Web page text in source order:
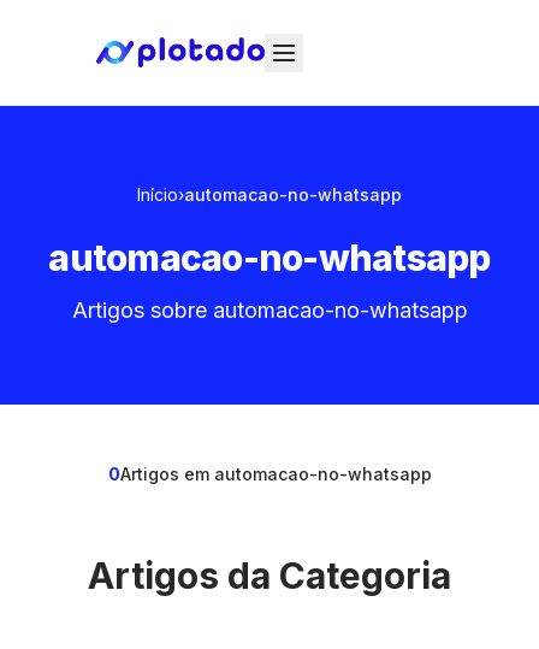
Início›automacao-no-whatsapp
automacao-no-whatsapp
Artigos sobre automacao-no-whatsapp
0Artigos em automacao-no-whatsapp
Artigos da Categoria